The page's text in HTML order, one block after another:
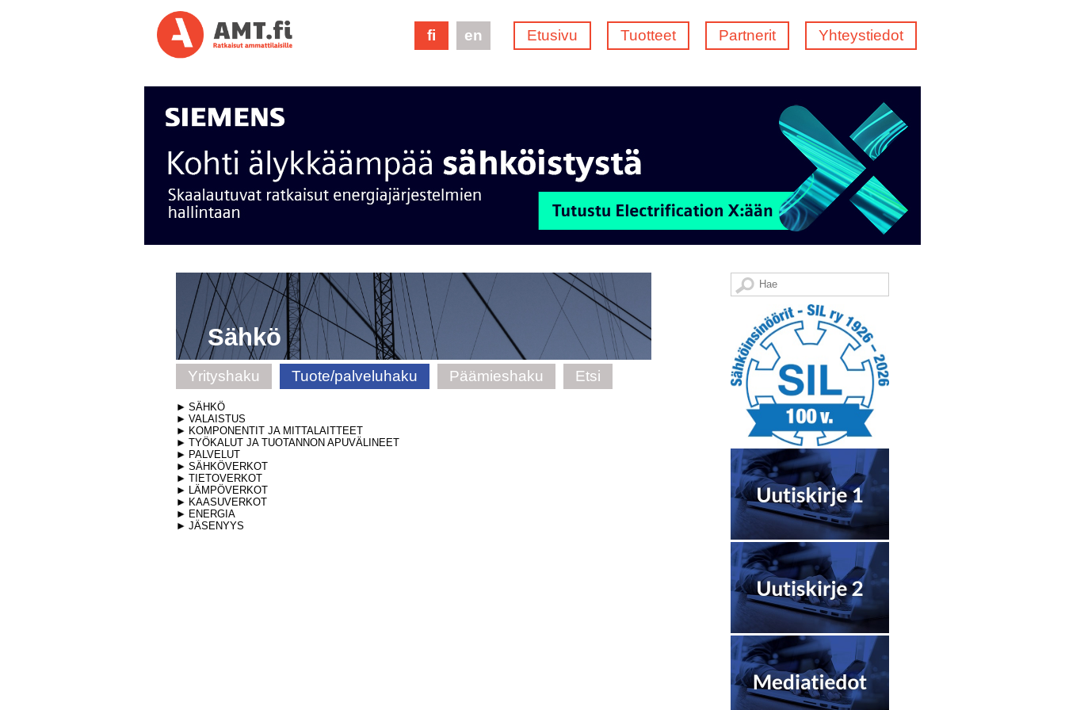
Etusivu Tuotteet Partnerit Yhteystiedot
fi en
Sähkö
Yrityshaku Tuote/palveluhaku Päämieshaku Etsi
SÄHKÖ
VALAISTUS
KOMPONENTIT JA MITTALAITTEET
TYÖKALUT JA TUOTANNON APUVÄLINEET
PALVELUT
SÄHKÖVERKOT
TIETOVERKOT
LÄMPÖVERKOT
KAASUVERKOT
ENERGIA
JÄSENYYS